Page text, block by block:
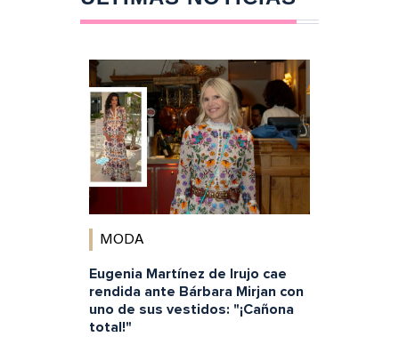
MODA
Eugenia Martínez de Irujo cae
rendida ante Bárbara Mirjan con
uno de sus vestidos: "¡Cañona
total!"